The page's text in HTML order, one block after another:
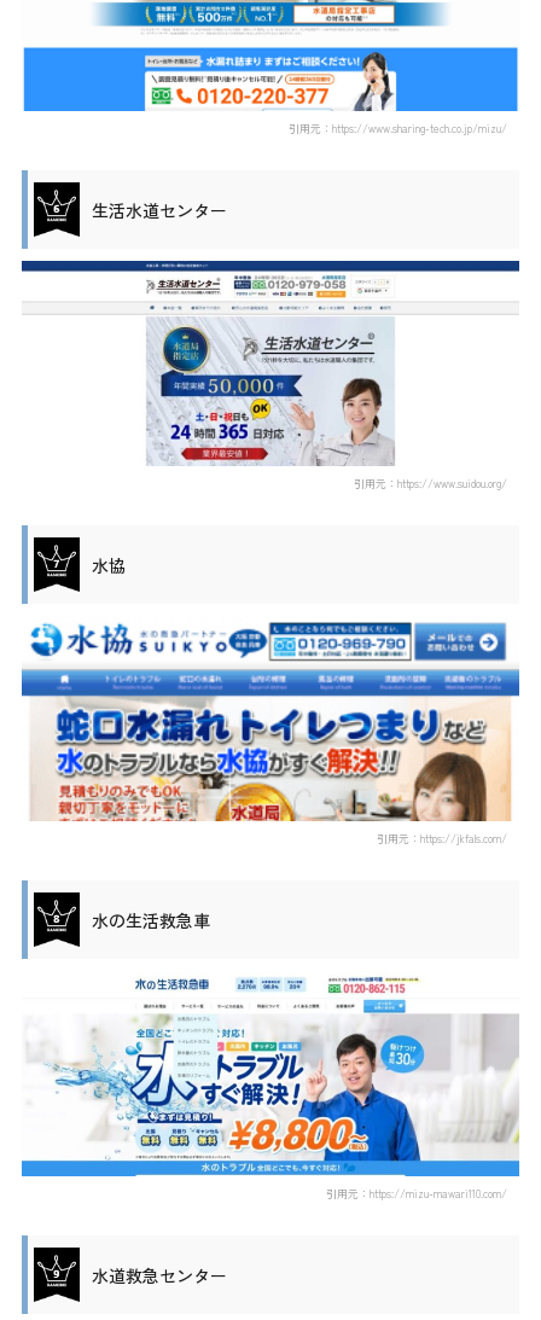
引用元：https://www.sharing-tech.co.jp/mizu/
生活水道センター
引用元：https://www.suidou.org/
水協
引用元：https://jkfals.com/
水の生活救急車
引用元：https://mizu-mawari110.com/
水道救急センター